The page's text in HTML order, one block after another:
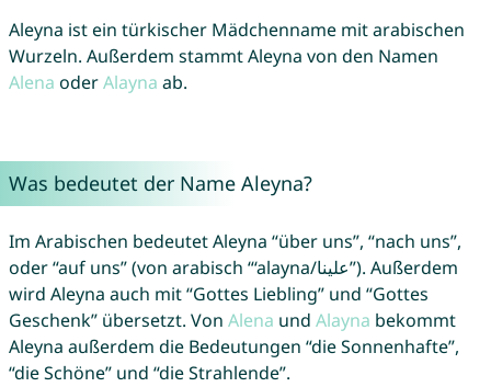
Aleyna ist ein türkischer Mädchenname mit arabischen
Wurzeln. Außerdem stammt Aleyna von den Namen
Alena oderAlayna ab.
Was bedeutet der Name Aleyna?
Im Arabischen bedeutet Aleyna “über uns”, “nach uns”,
oder “auf uns” (von arabisch “‘alayna/علينا”). Außerdem
wird Aleyna auch mit “Gottes Liebling” und “Gottes
Geschenk” übersetzt. Von Alena und Alayna bekommt
Aleyna außerdem die Bedeutungen “die Sonnenhafte”,
“die Schöne” und “die Strahlende”.